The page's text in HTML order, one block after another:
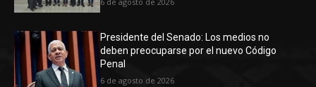
Presidente del Senado: Los medios no
deben preocuparse por el nuevo Código
Penal
6 de agosto de 2026